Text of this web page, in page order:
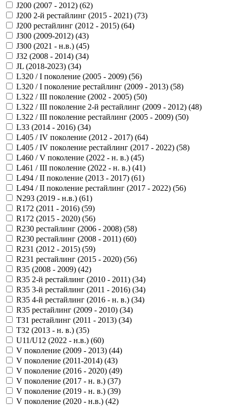
J200 (2007 - 2012) (62)
J200 2-й рестайлинг (2015 - 2021) (73)
J200 рестайлинг (2012 - 2015) (64)
J300 (2009-2012) (43)
J300 (2021 - н.в.) (45)
J32 (2008 - 2014) (34)
JL (2018-2023) (34)
L320 / I поколение (2005 - 2009) (56)
L320 / I поколение рестайлинг (2009 - 2013) (58)
L322 / III поколение (2002 - 2005) (50)
L322 / III поколение 2-й рестайлинг (2009 - 2012) (48)
L322 / III поколение рестайлинг (2005 - 2009) (50)
L33 (2014 - 2016) (34)
L405 / IV поколение (2012 - 2017) (64)
L405 / IV поколение рестайлинг (2017 - 2022) (58)
L460 / V поколение (2022 - н. в.) (45)
L461 / III поколение (2022 - н. в.) (41)
L494 / II поколение (2013 - 2017) (61)
L494 / II поколение рестайлинг (2017 - 2022) (56)
N293 (2019 - н.в.) (61)
R172 (2011 - 2016) (59)
R172 (2015 - 2020) (56)
R230 рестайлинг (2006 - 2008) (58)
R230 рестайлинг (2008 - 2011) (60)
R231 (2012 - 2015) (59)
R231 рестайлинг (2015 - 2020) (56)
R35 (2008 - 2009) (42)
R35 2-й рестайлинг (2010 - 2011) (34)
R35 3-й рестайлинг (2011 - 2016) (34)
R35 4-й рестайлинг (2016 - н. в.) (34)
R35 рестайлинг (2009 - 2010) (34)
T31 рестайлинг (2011 - 2013) (34)
T32 (2013 - н. в.) (35)
U11/U12 (2022 - н.в.) (60)
V поколение (2009 - 2013) (44)
V поколение (2011-2014) (43)
V поколение (2016 - 2020) (49)
V поколение (2017 - н. в.) (37)
V поколение (2019 - н. в.) (39)
V поколение (2020 - н.в.) (42)